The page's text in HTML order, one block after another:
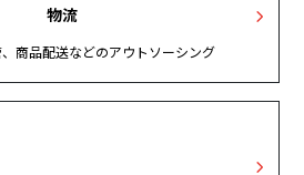
物流
商品配送などのアウトソーシング